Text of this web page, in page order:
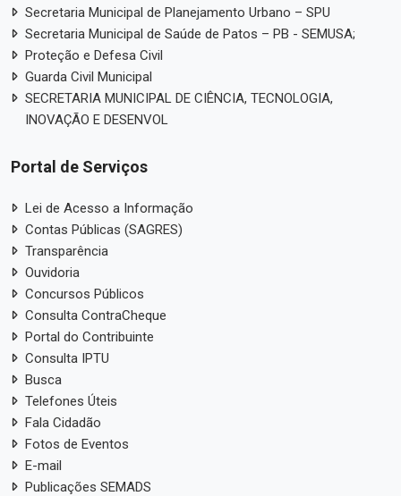
Secretaria Municipal de Planejamento Urbano – SPU
Secretaria Municipal de Saúde de Patos – PB - SEMUSA;
Proteção e Defesa Civil
Guarda Civil Municipal
SECRETARIA MUNICIPAL DE CIÊNCIA, TECNOLOGIA,
INOVAÇÃO E DESENVOL
Portal de Serviços
Lei de Acesso a Informação
Contas Públicas (SAGRES)
Transparência
Ouvidoria
Concursos Públicos
Consulta ContraCheque
Portal do Contribuinte
Consulta IPTU
Busca
Telefones Úteis
Fala Cidadão
Fotos de Eventos
E-mail
Publicações SEMADS